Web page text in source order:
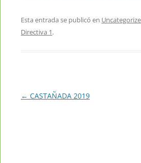
Esta entrada se publicó en
Directiva 1.
Navegación
← CASTAÑADA 2019